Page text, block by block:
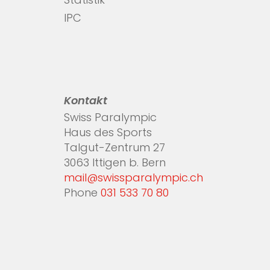
IPC
Kontakt
Swiss Paralympic
Haus des Sports
Talgut-Zentrum 27
3063 Ittigen b. Bern
mail@swissparalympic.ch
Phone 031 533 70 80